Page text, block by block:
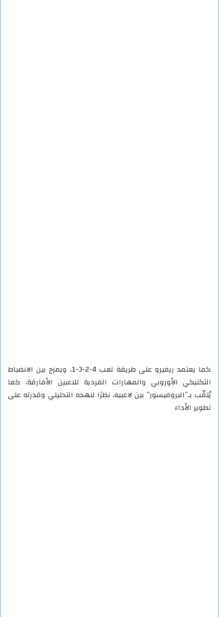
كما يعتمد ريفيرو على طريقة لعب 4-2-3-1، ويمزج بين الانضباط
التكتيكي الأوروبي والمهارات الفردية للاعبين الأفارقة، كما
يُلقّب بـ”البروفيسور” بين لاعبيه، نظرًا لنهجه التحليلي وقدرته على
تطوير الأداء